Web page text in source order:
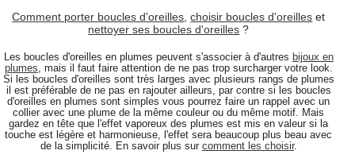
Comment porter boucles d'oreilles ,choisir boucles d'oreilles et
nettoyer ses boucles d'oreilles ?
Les boucles d'oreilles en plumes peuvent s'associer à d'autres bijoux en
plumes, mais il faut faire attention de ne pas trop surcharger votre look.
Si les boucles d'oreilles sont très larges avec plusieurs rangs de plumes
il est préférable de ne pas en rajouter ailleurs, par contre si les boucles
d'oreilles en plumes sont simples vous pourrez faire un rappel avec un
collier avec une plume de la même couleur ou du même motif. Mais
gardez en tête que l'effet vaporeux des plumes est mis en valeur si la
touche est légère et harmonieuse, l'effet sera beaucoup plus beau avec
de la simplicité. En savoir plus sur comment les choisir.